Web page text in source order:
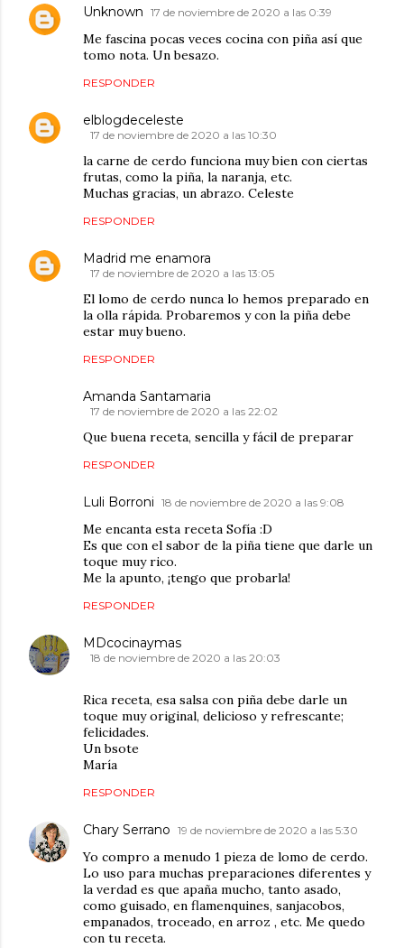
Unknown 17 de noviembre de 2020 a las 0:39
Me fascina pocas veces cocina con piña así que
tomo nota. Un besazo.
RESPONDER
elblogdeceleste
17 de noviembre de 2020 a las 10:30
la carne de cerdo funciona muy bien con ciertas
frutas, como la piña, la naranja, etc.
Muchas gracias, un abrazo. Celeste
RESPONDER
Madrid me enamora
17 de noviembre de 2020 a las 13:05
El lomo de cerdo nunca lo hemos preparado en
la olla rápida. Probaremos y con la piña debe
estar muy bueno.
RESPONDER
Amanda Santamaria
17 de noviembre de 2020 a las 22:02
Que buena receta, sencilla y fácil de preparar
RESPONDER
Luli Borroni 18 de noviembre de 2020 a las 9:08
Me encanta esta receta Sofía :D
Es que con el sabor de la piña tiene que darle un
toque muy rico.
Me la apunto, ¡tengo que probarla!
RESPONDER
MDcocinaymas
18 de noviembre de 2020 a las 20:03
Rica receta, esa salsa con piña debe darle un
toque muy original, delicioso y refrescante;
felicidades.
Un bsote
María
RESPONDER
Chary Serrano 19 de noviembre de 2020 a las 5:30
Yo compro a menudo 1 pieza de lomo de cerdo.
Lo uso para muchas preparaciones diferentes y
la verdad es que apaña mucho, tanto asado,
como guisado, en flamenquines, sanjacobos,
empanados, troceado, en arroz , etc. Me quedo
con tu receta.